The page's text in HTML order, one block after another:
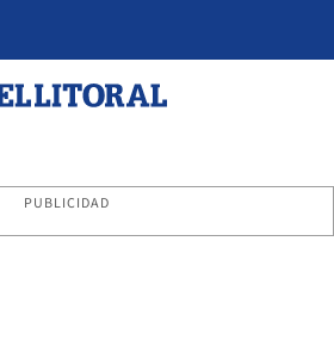
PUBLICIDAD